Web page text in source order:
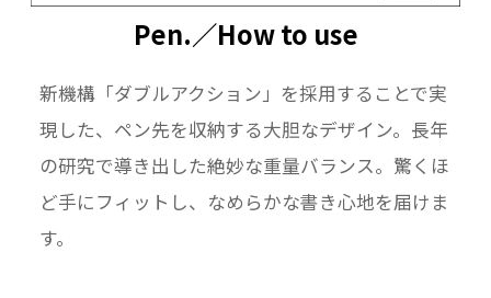
Pen.／How to use
新機構「ダブルアクション」を採用することで実
現した、ペン先を収納する大胆なデザイン。長年
の研究で導き出した絶妙な重量バランス。驚くほ
ど手にフィットし、なめらかな書き心地を届けま
す。